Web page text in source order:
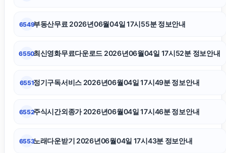
불륜증거
6549부동산무료 2026년06월04일 17시55분 정보안내
6550최신영화무료다운로드 2026년06월04일 17시52분 정보안내
6551정기구독서비스 2026년06월04일 17시49분 정보안내
6552주식시간외종가 2026년06월04일 17시46분 정보안내
6553노래다운받기 2026년06월04일 17시43분 정보안내